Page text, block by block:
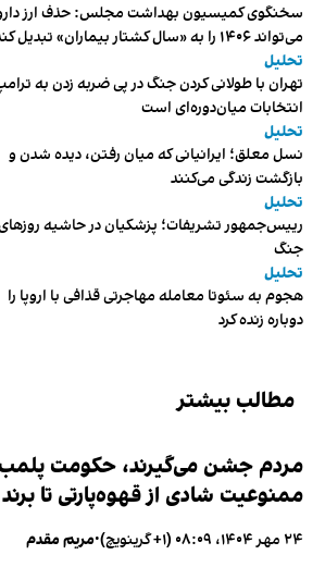
سخنگوی کمیسیون بهداشت مجلس: حذف ارز
می‌تواند ۱۴۰۶ را به «سال کشتار بیماران» تبدیل کند
تحلیل
تهران با طولانی کردن جنگ در پی ضربه زدن به
انتخابات میان‌دوره‌ای است
تحلیل
نسل معلق؛ ایرانیانی که میان رفتن، دیده شدن و
بازگشت زندگی می‌کنند
تحلیل
رییس‌جمهور تشریفات؛ پزشکیان در حاشیه
جنگ
تحلیل
هجوم به سئوتا معامله مهاجرتی قذافی با اروپا را
دوباره زنده کرد
مطالب بیشتر
مردم جشن می‌گیرند، حکومت
ممنوعیت شادی از قهوه‌پارتی تا
۲۴ مهر ۱۴۰۴، ۰۸:۰۹ (‎+۱ گرینویچ) •مریم مقدم